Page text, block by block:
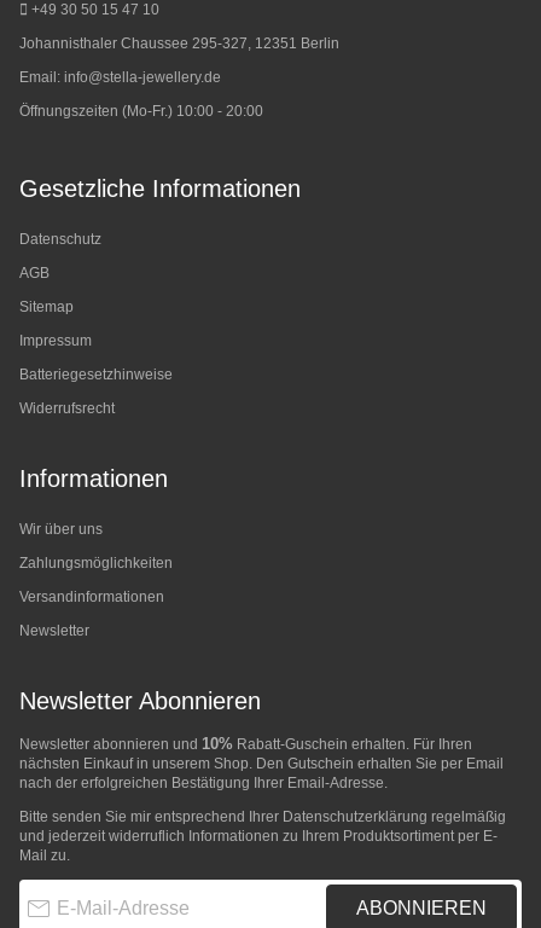
+49 30 50 15 47 10
Johannisthaler Chaussee 295-327, 12351 Berlin
Email: info@stella-jewellery.de
Öffnungszeiten (Mo-Fr.) 10:00 - 20:00
Gesetzliche Informationen
Datenschutz
AGB
Sitemap
Impressum
Batteriegesetzhinweise
Widerrufsrecht
Informationen
Wir über uns
Zahlungsmöglichkeiten
Versandinformationen
Newsletter
Newsletter Abonnieren
Newsletter abonnieren und 10% Rabatt-Guschein erhalten. Für Ihren
nächsten Einkauf in unserem Shop. Den Gutschein erhalten Sie per Email
nach der erfolgreichen Bestätigung Ihrer Email-Adresse.
Bitte senden Sie mir entsprechend Ihrer Datenschutzerklärung regelmäßig
und jederzeit widerruflich Informationen zu Ihrem Produktsortiment per E-
Mail zu.
ABONNIEREN